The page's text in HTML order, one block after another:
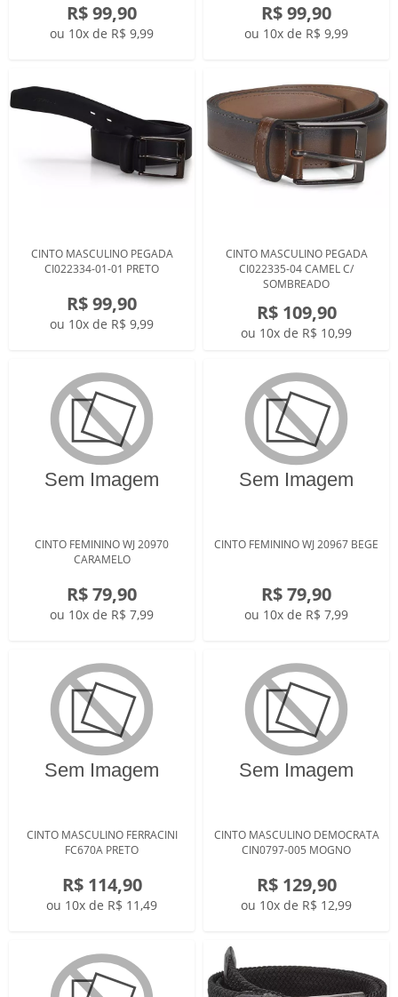
R$ 99,90
ou 10x de R$ 9,99
R$ 99,90
ou 10x de R$ 9,99
CINTO MASCULINO PEGADA
CI022334-01-01 PRETO
R$ 99,90
ou 10x de R$ 9,99
CINTO MASCULINO PEGADA
CI022335-04 CAMEL C/
SOMBREADO
R$ 109,90
ou 10x de R$ 10,99
CINTO FEMININO WJ 20970
CARAMELO
R$ 79,90
ou 10x de R$ 7,99
CINTO FEMININO WJ 20967 BEGE
R$ 79,90
ou 10x de R$ 7,99
CINTO MASCULINO FERRACINI
FC670A PRETO
R$ 114,90
ou 10x de R$ 11,49
CINTO MASCULINO DEMOCRATA
CIN0797-005 MOGNO
R$ 129,90
ou 10x de R$ 12,99